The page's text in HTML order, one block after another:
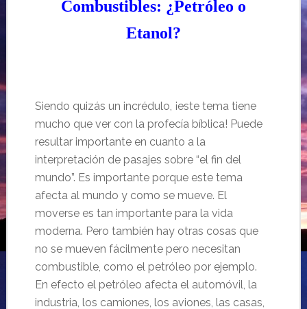
Combustibles: ¿Petróleo o
Etanol?
Siendo quizás un incrédulo, ¡este tema tiene
mucho que ver con la profecía bíblica! Puede
resultar importante en cuanto a la
interpretación de pasajes sobre “el fin del
mundo”. Es importante porque este tema
afecta al mundo y como se mueve. El
moverse es tan importante para la vida
moderna. Pero también hay otras cosas que
no se mueven fácilmente pero necesitan
combustible, como el petróleo por ejemplo.
En efecto el petróleo afecta el automóvil, la
industria, los camiones, los aviones, las casas,